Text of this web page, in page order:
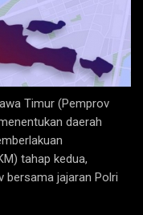
Timur (Pemprov
daerah
tahap kedua,
bersama jajaran Polri